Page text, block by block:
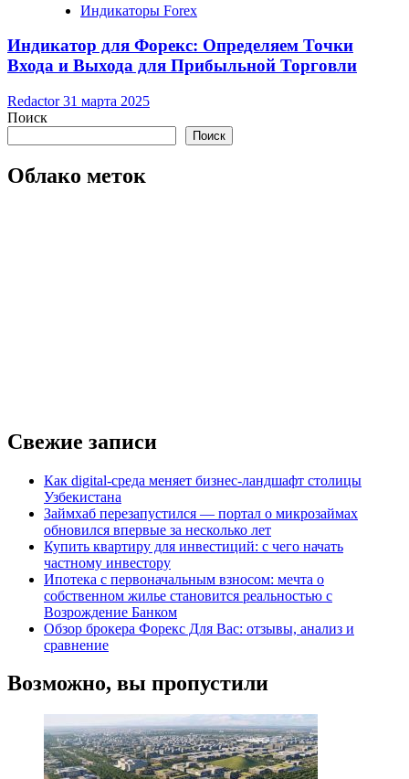
Индикаторы Forex
Индикатор для Форекс: Определяем Точки
Входа и Выхода для Прибыльной Торговли
Redactor31 марта 2025
Поиск
Поиск
Облако меток
Свежие записи
Как digital-среда меняет бизнес-ландшафт столицы
Узбекистана
Займхаб перезапустился — портал о микрозаймах
обновился впервые за несколько лет
Купить квартиру для инвестиций: с чего начать
частному инвестору
Ипотека с первоначальным взносом: мечта о
собственном жилье становится реальностью с
Возрождение Банком
Обзор брокера Форекс Для Вас: отзывы, анализ и
сравнение
Возможно, вы пропустили